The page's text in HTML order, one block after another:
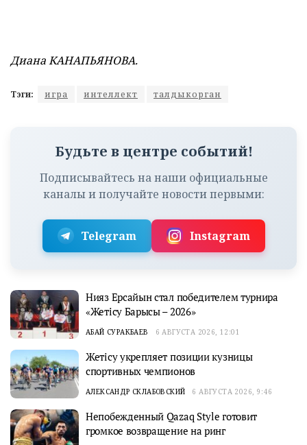
Диана КАНАПЬЯНОВА.
Тэги: игра интеллект талдыкорган
Будьте в центре событий!
Подписывайтесь на наши официальные
каналы и получайте новости первыми:
Telegram Instagram
Нияз Ерсайын стал победителем турнира
«Жетісу Барысы – 2026»
АБАЙ СУРАКБАЕВ 6 АВГУСТА 2026, 12:01
Жетісу укрепляет позиции кузницы
спортивных чемпионов
АЛЕКСАНДР СКЛАБОВСКИЙ 6 АВГУСТА 2026, 9:46
Непобежденный Qazaq Style готовит
громкое возвращение на ринг